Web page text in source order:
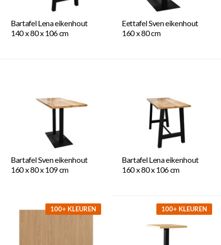
Bartafel Lena eikenhout
140 x 80 x 106 cm
Eettafel Sven eikenhout
160 x 80 cm
Bartafel Sven eikenhout
160 x 80 x 109 cm
Bartafel Lena eikenhout
160 x 80 x 106 cm
100+ KLEUREN 100+ KLEUREN